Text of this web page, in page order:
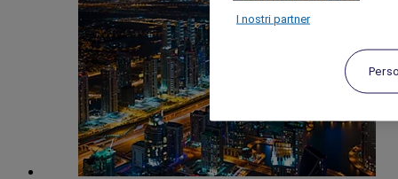
I nostri partner